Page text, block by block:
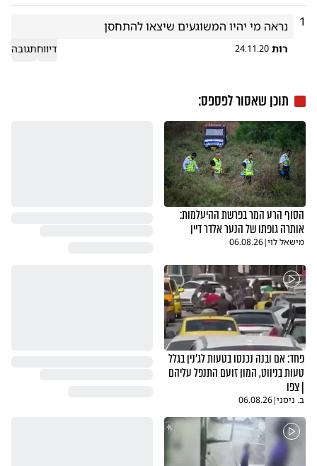
1 נראה מי יהיו המשוגעים שיצאו להתחסן
רות 24.11.20 דיווחתגובה
תוכן שאסור לפספס:
הסוף הרע המר בפרשת ההיעלמות:
אותרה גופתו של הנער אלדר דיין
מישאל לוי|
06.08.26
פחד: אם ובנה נכנסו בטעות לג'נין בגלל
טעות בניווט, המון זועם התנפל עליהם
| צפו
ב. ניסני|
06.08.26